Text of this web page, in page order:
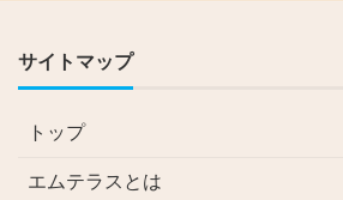
サイトマップ
トップ
エムテラスとは